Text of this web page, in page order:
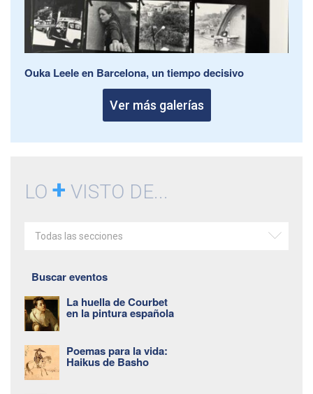
Ouka Leele en Barcelona, un tiempo decisivo
Ver más galerías
LO + VISTO DE...
Todas las secciones
Buscar eventos
La huella de Courbet
en la pintura española
Poemas para la vida:
Haikus de Basho